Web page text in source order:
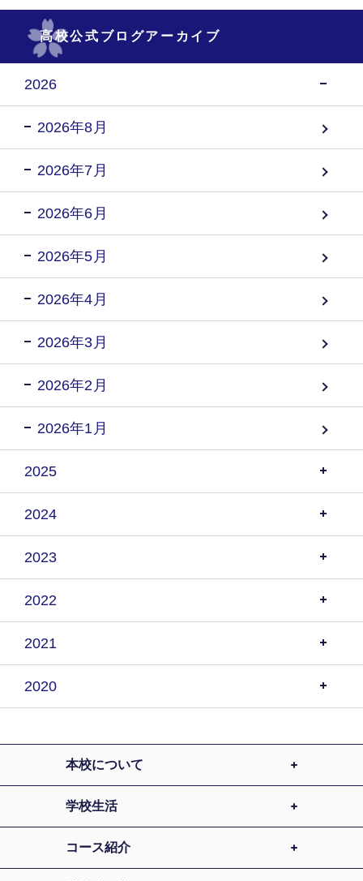
高校公式ブログアーカイブ
2026
2026年8月
2026年7月
2026年6月
2026年5月
2026年4月
2026年3月
2026年2月
2026年1月
2025
2024
2023
2022
2021
2020
本校について
学校生活
コース紹介